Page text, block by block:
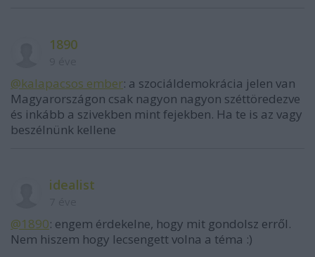
1890
@kalapacsos ember: a szociáldemokrácia jelen van
Magyarországon csak nagyon nagyon széttöredezve
és inkább a szivekben mint fejekben. Ha te is az vagy
beszélnünk kellene
idealist
@1890: engem érdekelne, hogy mit gondolsz erről.
Nem hiszem hogy lecsengett volna a téma :)